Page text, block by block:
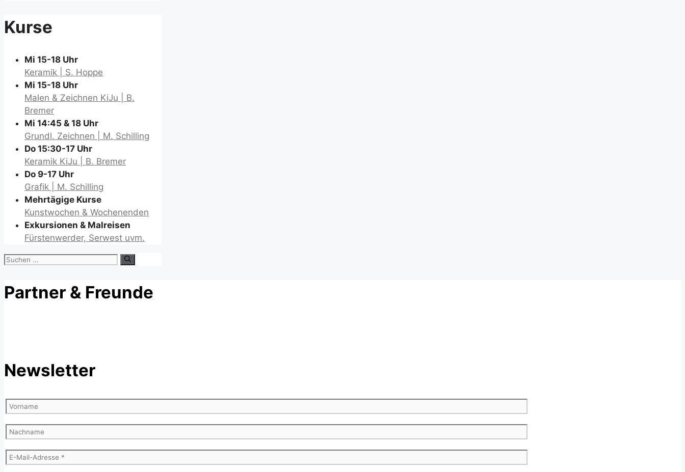
Kurse
Mi 15-18 Uhr
Keramik | S. Hoppe
Mi 15-18 Uhr
Malen & Zeichnen KiJu | B.
Bremer
Mi 14:45 & 18 Uhr
Grundl. Zeichnen | M. Schilling
Do 15:30-17 Uhr
Keramik KiJu | B. Bremer
Do 9-17 Uhr
Grafik | M. Schilling
Mehrtägige Kurse
Kunstwochen & Wochenenden
Exkursionen & Malreisen
Fürstenwerder, Serwest uvm.
Suchen
Partner & Freunde
Newsletter